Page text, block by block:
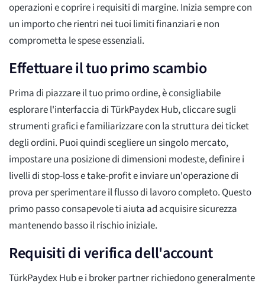
operazioni e coprire i requisiti di margine. Inizia sempre con
un importo che rientri nei tuoi limiti finanziari e non
comprometta le spese essenziali.
Effettuare il tuo primo scambio
Prima di piazzare il tuo primo ordine, è consigliabile
esplorare l'interfaccia di TürkPaydex Hub, cliccare sugli
strumenti grafici e familiarizzare con la struttura dei ticket
degli ordini. Puoi quindi scegliere un singolo mercato,
impostare una posizione di dimensioni modeste, definire i
livelli di stop-loss e take-profit e inviare un'operazione di
prova per sperimentare il flusso di lavoro completo. Questo
primo passo consapevole ti aiuta ad acquisire sicurezza
mantenendo basso il rischio iniziale.
Requisiti di verifica dell'account
TürkPaydex Hub e i broker partner richiedono generalmente